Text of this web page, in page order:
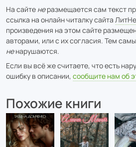
На сайте неразмещается сам текст
ссылка на онлайн читалку сайта
произведения на этом сайте
авторами, или с их согласия. Тем
ненарушаются.
Если вы всё же считаете, что есть
ошибку в описании, сообщите нам об
Похожие книги